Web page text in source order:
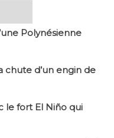
Polynésienne
chute d’un engin de
le fort El Niño qui